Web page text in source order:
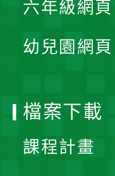
六年級網頁
幼兒園網頁
檔案下載
課程計畫